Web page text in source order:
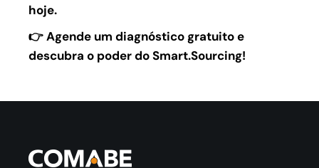
hoje.
👉 Agende um diagnóstico gratuito e
descubra o poder do Smart.Sourcing!